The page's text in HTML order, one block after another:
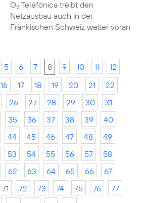
O2Telefónica treibt den
Netzausbau auch in der
Fränkischen Schweiz weiter voran
5 6 7 8 9 10 11
12
16 17 18 19 20 21
22
26 27 28 29 30
31
35 36 37 38 39
40
44 45 46 47 48
49
53 54 55 56 57
58
62 63 64 65 66
67
71 72 73 74 75 76
77